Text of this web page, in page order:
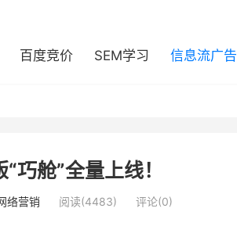
百度竞价 SEM学习 信息流广告
舱”全量上线！
络营销 阅读(4483) 评论(0)